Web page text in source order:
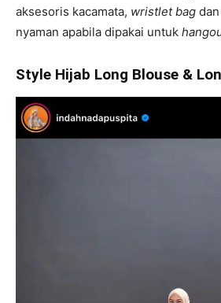
aksesoris kacamata, wristlet bag dan
nyaman apabila dipakai untuk
Style Hijab Long Blouse &